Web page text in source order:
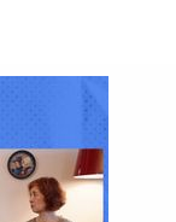
text